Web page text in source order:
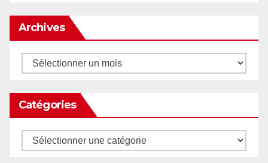
Archives
Archives
Catégories
Catégories